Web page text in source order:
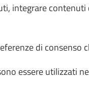
integrare
di consenso
essere utilizzati